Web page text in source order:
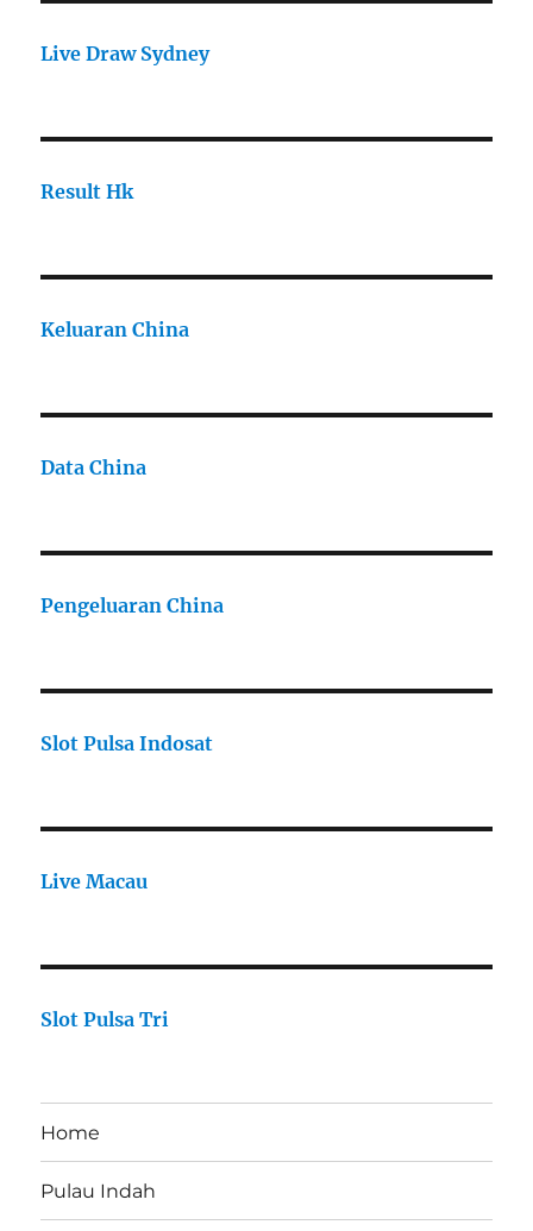
Live Draw Sydney
Result Hk
Keluaran China
Data China
Pengeluaran China
Slot Pulsa Indosat
Live Macau
Slot Pulsa Tri
Home
Pulau Indah